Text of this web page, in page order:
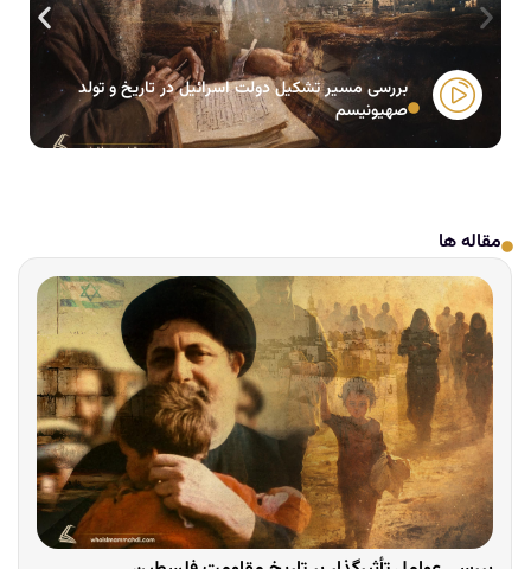
بررسی مسیر تشکیل دولت اسرائیل در تاریخ و تولد
صهیونیسم
مقاله ها